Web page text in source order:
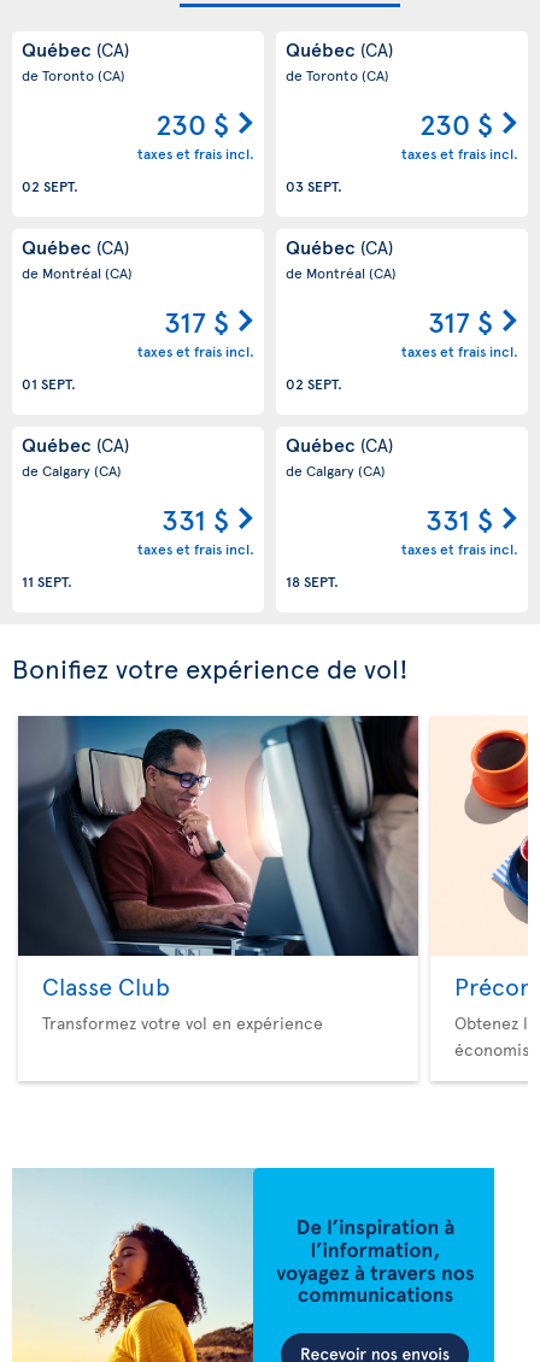
Québec (CA)
de Toronto(CA)
230 $
taxes et frais incl.
02 SEPT.
Québec (CA)
de Toronto(CA)
230 $
taxes et frais incl.
03 SEPT.
Québec (CA)
de Montréal(CA)
317 $
taxes et frais incl.
01 SEPT.
Québec (CA)
de Montréal(CA)
317 $
taxes et frais incl.
02 SEPT.
Québec (CA)
de Calgary(CA)
331 $
taxes et frais incl.
11 SEPT.
Québec (CA)
de Calgary(CA)
331 $
taxes et frais incl.
18 SEPT.
Bonifiez votre expérience de vol!
Classe Club
Transformez votre vol en expérience
Obtenez